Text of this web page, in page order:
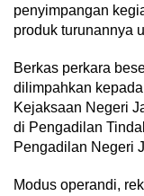
penyimpangan
produk turunannya
Berkas perkara
dilimpahkan
Kejaksaan Negeri
di Pengadilan
Pengadilan Negeri
Modus operandi,